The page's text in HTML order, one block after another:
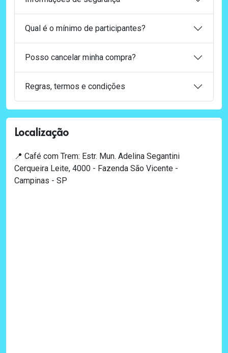
Qual é o mínimo de participantes?
Posso cancelar minha compra?
Regras, termos e condições
Localização
📍 Café com Trem: Estr. Mun. Adelina Segantini
Cerqueira Leite, 4000 - Fazenda São Vicente -
Campinas - SP